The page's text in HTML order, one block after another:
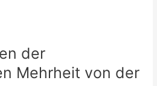
der
Mehrheit von der